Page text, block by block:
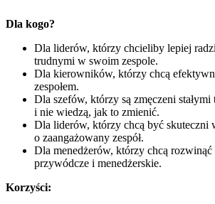
Dla kogo?
Dla liderów, którzy chcieliby lepiej
trudnymi w swoim zespole.
Dla kierowników, którzy chcą
zespołem.
Dla szefów, którzy są zmęczeni
i nie wiedzą, jak to zmienić.
Dla liderów, którzy chcą być skuteczni
o zaangażowany zespół.
Dla menedżerów, którzy chcą
przywódcze i menedżerskie.
Korzyści: